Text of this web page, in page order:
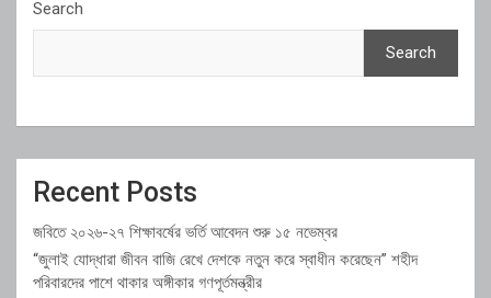
Search
Search
Recent Posts
জবিতে ২০২৬-২৭ শিক্ষাবর্ষের ভর্তি আবেদন শুরু ১৫ নভেম্বর
“জুলাই যোদ্ধারা জীবন বাজি রেখে দেশকে নতুন করে স্বাধীন করেছেন” শহীদ
পরিবারদের পাশে থাকার অঙ্গীকার গণপূর্তমন্ত্রীর